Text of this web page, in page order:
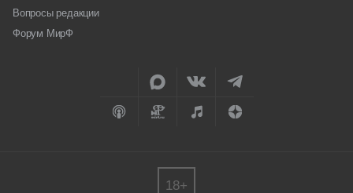
Вопросы редакции
Форум МирФ
18+